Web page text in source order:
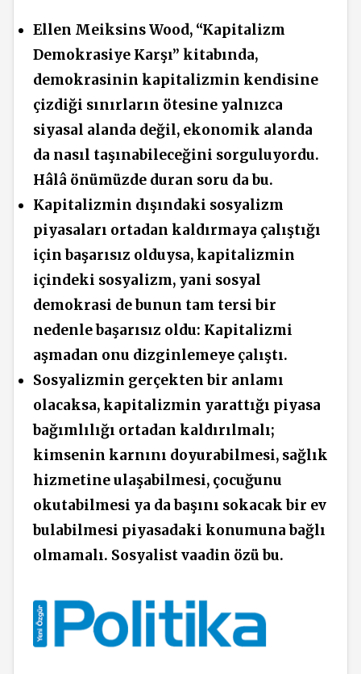
Ellen Meiksins Wood, “Kapitalizm
Demokrasiye Karşı” kitabında,
demokrasinin kapitalizmin kendisine
çizdiği sınırların ötesine yalnızca
siyasal alanda değil, ekonomik alanda
da nasıl taşınabileceğini sorguluyordu.
Hâlâ önümüzde duran soru da bu.
Kapitalizmin dışındaki sosyalizm
piyasaları ortadan kaldırmaya çalıştığı
için başarısız olduysa, kapitalizmin
içindeki sosyalizm, yani sosyal
demokrasi de bunun tam tersi bir
nedenle başarısız oldu: Kapitalizmi
aşmadan onu dizginlemeye çalıştı.
Sosyalizmin gerçekten bir anlamı
olacaksa, kapitalizmin yarattığı piyasa
bağımlılığı ortadan kaldırılmalı;
kimsenin karnını doyurabilmesi, sağlık
hizmetine ulaşabilmesi, çocuğunu
okutabilmesi ya da başını sokacak bir ev
bulabilmesi piyasadaki konumuna bağlı
olmamalı. Sosyalist vaadin özü bu.